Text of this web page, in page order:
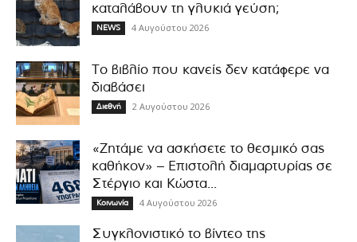
καταλάβουν τη γλυκιά γεύση;
NEWS 4 Αυγούστου 2026
Το βιβλίο που κανείς δεν κατάφερε να
διαβάσει
Διεθνή 2 Αυγούστου 2026
«Ζητάμε να ασκήσετε το θεσμικό σας
καθήκον» – Επιστολή διαμαρτυρίας σε
Στέργιο και Κώστα...
Κοινωνία 4 Αυγούστου 2026
Συγκλονιστικό το βίντεο της